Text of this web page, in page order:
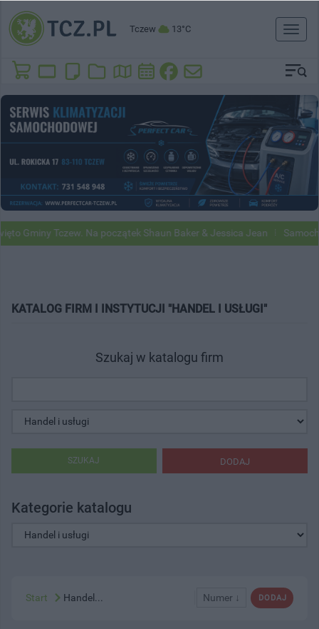
Tczew 13°C
Toggle
Gminy Tczew. Na początek Shaun Baker & Jessica Jean
KATALOG FIRM I INSTYTUCJI "HANDEL I USŁUGI"
Szukaj w katalogu firm
DODAJ
SZUKAJ
Kategorie katalogu
DODAJ
Numer ↓
Start Handel...